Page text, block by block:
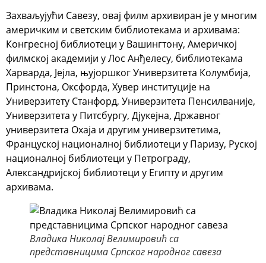
Захваљујући Савезу, овај филм архивиран је у многим
америчким и светским библиотекама и архивама:
Конгресној библиотеци у Вашингтону, Америчкој
филмској академији у Лос Анђелесу, библиотекама
Харварда, Јејла, њујоршког Универзитета Колумбија,
Принстона, Оксфорда, Хувер институције на
Универзитету Станфорд, Универзитета Пенсилваније,
Универзитета у Питсбургу, Дјукејна, Државног
универзитета Охаја и другим универзитетима,
Француској националној библиотеци у Паризу, Руској
националној библиотеци у Петрограду,
Александријској библиотеци у Египту и другим
архивама.
Владика Николај Велимировић са
представницима Српског народног савеза